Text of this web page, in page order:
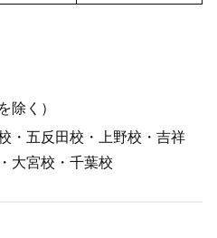
除く）
・五反田校・上野校・吉祥
大宮校・千葉校